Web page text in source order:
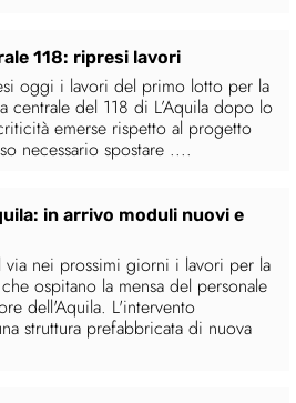
118: ripresi lavori
oggi i lavori del primo lotto per la
centrale del 118 di L’Aquila dopo lo
emerse rispetto al progetto
necessario spostare ....
in arrivo moduli nuovi e
via nei prossimi giorni i lavori per la
ospitano la mensa del personale
dell'Aquila. L'intervento
struttura prefabbricata di nuova